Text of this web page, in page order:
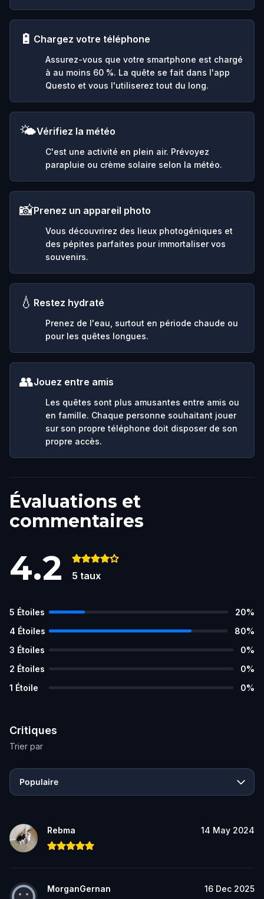
🔋 Chargez votre téléphone
Assurez-vous que votre smartphone est chargé
à au moins 60 %. La quête se fait dans l'app
Questo et vous l'utiliserez tout du long.
🌤️Vérifiez la météo
C'est une activité en plein air. Prévoyez
parapluie ou crème solaire selon la météo.
📸Prenez un appareil photo
Vous découvrirez des lieux photogéniques et
des pépites parfaites pour immortaliser vos
souvenirs.
💧 Restez hydraté
Prenez de l'eau, surtout en période chaude ou
pour les quêtes longues.
👥Jouez entre amis
Les quêtes sont plus amusantes entre amis ou
en famille. Chaque personne souhaitant jouer
sur son propre téléphone doit disposer de son
propre accès.
Évaluations et
commentaires
4.2 5 taux
5 Étoiles 20%
4 Étoiles 80%
3 Étoiles 0%
2 Étoiles 0%
1 Étoile 0%
Critiques
Trier par
Populaire
Rebma 14 May 2024
MorganGernan 16 Dec 2025